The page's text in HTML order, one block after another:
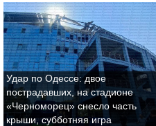
Удар по Одессе: двое
пострадавших, на стадионе
«Черноморец» снесло часть
крыши, субботняя игра